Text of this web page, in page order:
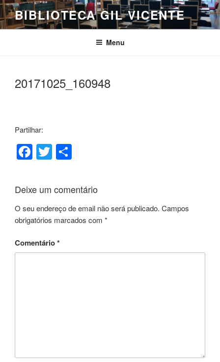
Saltar
para
o
BIBLIOTECA GIL VICENTE
Menu
20171025_160948
Partilhar:
F
a
c
e
b
o
o
T
wi
tt
er
ar
e
Deixe um comentário
O seu endereço de email não será publicado. Campos
obrigatórios marcados com *
Comentário*